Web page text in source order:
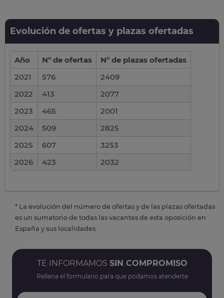
Evolución de ofertas y plazas ofertadas
Año Nº de ofertas
Nº de plazas ofertadas
2021
576
2409
2022
413
2077
2023
465
2001
2024
509
2825
2025
607
3253
2026
423 2032
* La evolución del número de ofertas y de las plazas ofertadas
es un sumatorio de todas las vacantes de esta oposición en
España y sus localidades
TE INFORMAMOS SIN COMPROMISO
Rellena el formulario para que podamos atenderte